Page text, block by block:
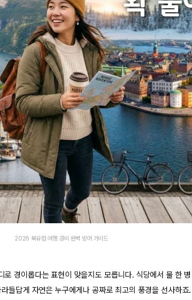
2026 북유럽 여행 경비 완벽 방어 가이드
경이롭다는 표현이 맞을지도 모릅니다. 식당에서 물 한
들답게 자연은 누구에게나 공짜로 최고의 풍경을 선사하죠.